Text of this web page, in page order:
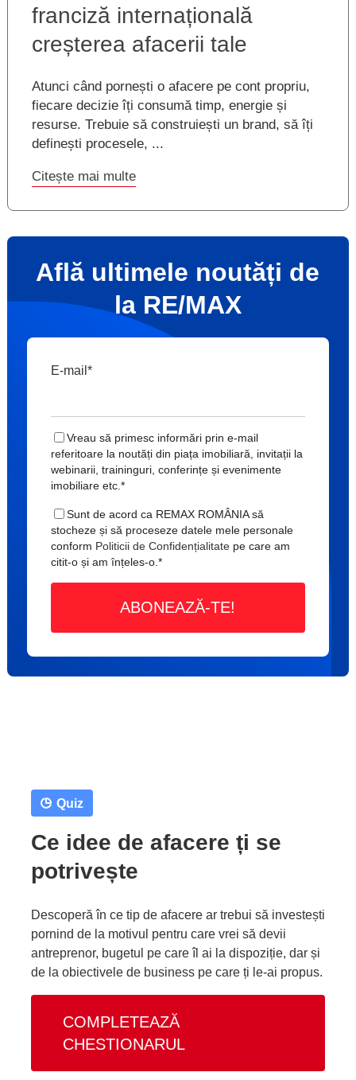
franciză internațională
creșterea afacerii tale
Atunci când pornești o afacere pe cont propriu,
fiecare decizie îți consumă timp, energie și
resurse. Trebuie să construiești un brand, să îți
definești procesele, ...
Citește mai multe
Află ultimele noutăți de
la RE/MAX
E-mail *
Vreau să primesc informări prin e-mail
referitoare la noutăți din piața imobiliară, invitații la
webinarii, traininguri, conferințe și evenimente
imobiliare etc. *
Sunt de acord ca REMAX ROMÂNIA să
stocheze și să proceseze datele mele personale
conform Politicii de Confidențialitatepe care am
citit-o și am înțeles-o. *
Quiz
Ce idee de afacere ți se
potrivește
Descoperă în ce tip de afacere ar trebui să investești
pornind de la motivul pentru care vrei să devii
antreprenor, bugetul pe care îl ai la dispoziție, dar și
de la obiectivele de business pe care ți le-ai propus.
COMPLETEAZĂ
CHESTIONARUL